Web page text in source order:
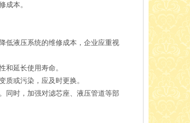
成本。
液压系统的维修成本，企业应重视
延长使用寿命。
或污染，应及时更换。
时，加强对滤芯座、液压管道等部